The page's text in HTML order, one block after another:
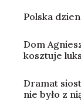
Polska
Dom
kosztuje
Dramat
nie było z